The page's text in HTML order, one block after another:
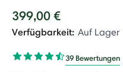
399,00 €
Verfügbarkeit: Auf Lager
39 Bewertungen